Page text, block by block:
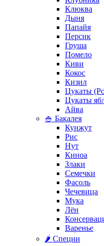
Клюква
Дыня
Папайя
Персик
Груша
Помело
Киви
Кокос
Кизил
Цукаты
Цукаты
Айва
🍚 Бакалея
Кунжут
Рис
Нут
Киноа
Злаки
Семечки
Фасоль
Чечевица
Мука
Лён
Варенье
🌶️ Специи